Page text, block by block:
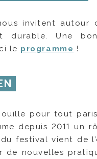
invitent autour
durable. Une
le programme !
pour tout
depuis 2011
festival vient de
de nouvelles